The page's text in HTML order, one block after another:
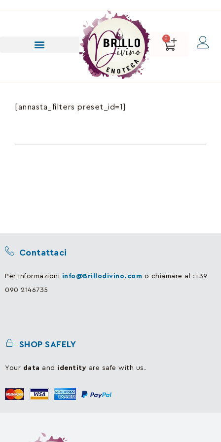
0
[annasta_filters preset_id=1]
Contattaci
Per informazioni info@Brillodivino.com o chiamare al :+39
090 2146735
SHOP SAFELY
Your data and identity are safe with us.